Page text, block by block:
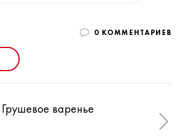
0 КОММЕНТАРИЕВ
Грушевое варенье